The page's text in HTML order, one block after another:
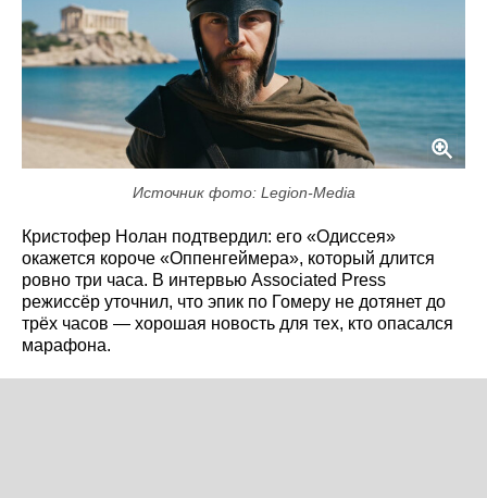
Источник фото: Legion-Media
Кристофер Нолан подтвердил: его «Одиссея»
окажется короче «Оппенгеймера», который длится
ровно три часа. В интервью Associated Press
режиссёр уточнил, что эпик по Гомеру не дотянет до
трёх часов — хорошая новость для тех, кто опасался
марафона.